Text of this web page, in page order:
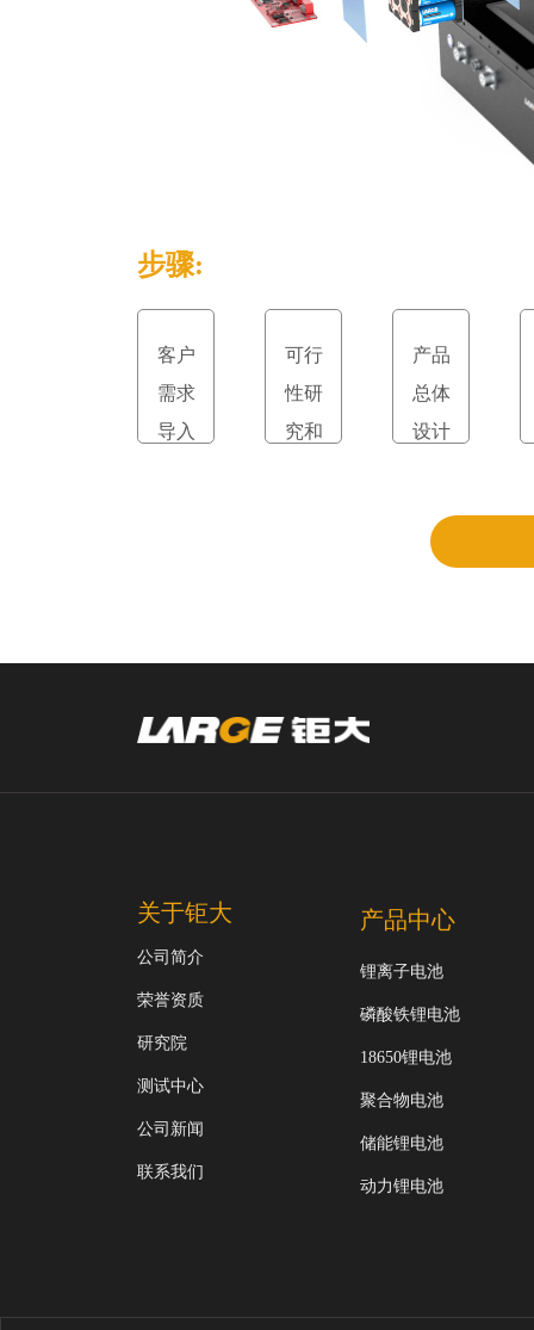
步骤:
客户
需求
导入
可行
性研
究和
产品
总体
设计
关于钜大
公司简介
荣誉资质
研究院
测试中心
公司新闻
联系我们
产品中心
锂离子电池
磷酸铁锂电池
18650锂电池
聚合物电池
储能锂电池
动力锂电池